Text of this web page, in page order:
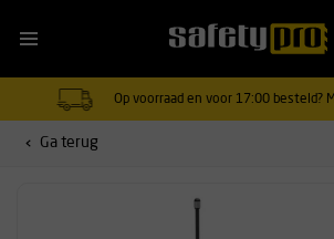
Op voorraad en voor 17:00 besteld?
Ga terug